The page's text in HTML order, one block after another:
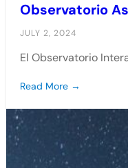
Observatorio
JULY 2, 2024
El Observatorio
Read More →